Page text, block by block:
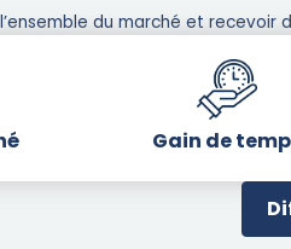
du marché et
Gain de